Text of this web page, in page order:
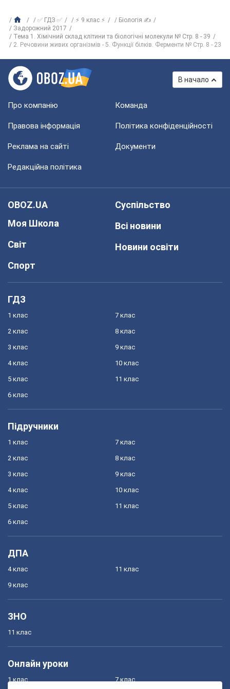
✅ ГДЗ ✅ ⚡ 9 клас ⚡
Біологія ✍
Задорожний 2017
Тема 1. Хімічний склад клітини та біологічні молекули № Стр. 8 - 39
2. Речовини живих організмів - 5. Функції білків. Ферменти № Стр. 8 - 23
В начало
Про компанію Команда
Правова інформація Політика конфіденційності
Реклама на сайті Документи
Редакційна політика
OBOZ.UA
Моя Школа
Світ
Спорт
Суспільство
Всі новини
Новини освіти
ГДЗ
1 клас
2 клас
3 клас
4 клас
5 клас
6 клас
7 клас
8 клас
9 клас
10 клас
11 клас
Підручники
1 клас
2 клас
3 клас
4 клас
5 клас
6 клас
7 клас
8 клас
9 клас
10 клас
11 клас
ДПА
4 клас
9 клас
11 клас
ЗНО
11 клас
Онлайн уроки
1 клас 7 клас